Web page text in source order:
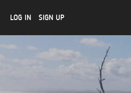
LOG IN SIGN UP